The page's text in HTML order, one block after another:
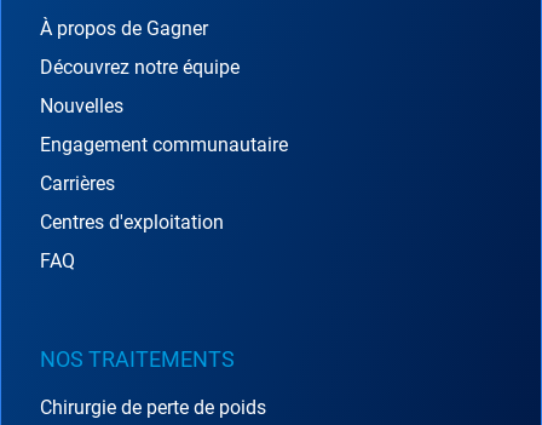
À propos de Gagner
Découvrez notre équipe
Nouvelles
Engagement communautaire
Carrières
Centres d'exploitation
FAQ
NOS TRAITEMENTS
Chirurgie de perte de poids